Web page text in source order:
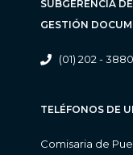
SUBGERENCIA
GESTIÓN
(01) 202 - 3880
TELÉFONOS DE
Comisaria de